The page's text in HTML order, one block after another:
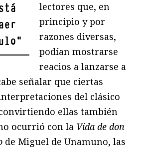
"
lectores que, en
principio y por
razones diversas,
podían mostrarse
reacios a lanzarse a
señalar que ciertas
del clásico
ellas también
ocurrió con la Vida de don
de Miguel de Unamuno, las